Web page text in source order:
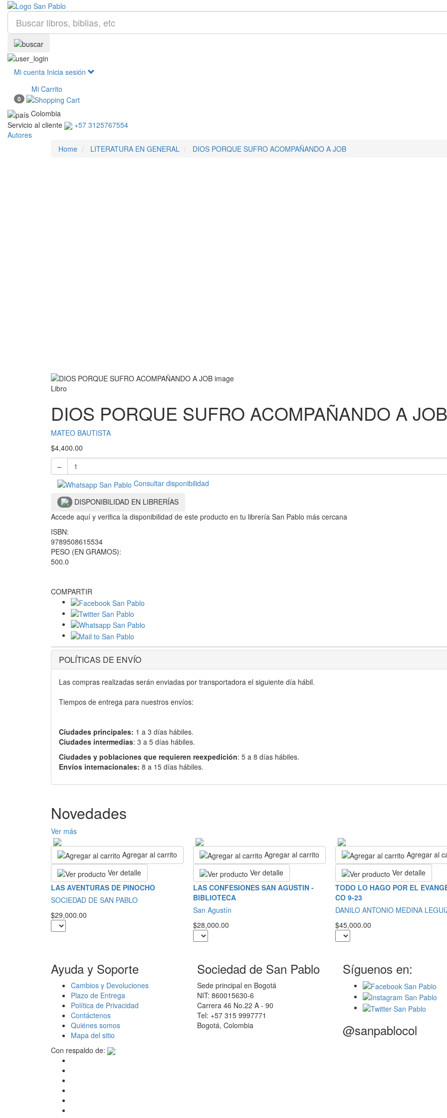
Mi cuenta Inicia sesión
Mi Carrito
0
Colombia
Servicio al cliente
+57 3125767554
Autores
Home
LITERATURA EN GENERAL DIOS PORQUE SUFRO ACOMPAÑANDO A JOB
Libro
DIOS PORQUE SUFRO ACOMPAÑANDO A JOB
MATEO BAUTISTA
$4,400.00
–
Consultar disponibilidad
DISPONIBILIDAD EN LIBRERÍAS
Accede aquí y verifica la disponibilidad de este producto en tu librería San Pablo más cercana
ISBN:
9789508615534
PESO (EN GRAMOS):
500.0
COMPARTIR
POLÍTICAS DE ENVÍO
Las compras realizadas serán enviadas por transportadora el siguiente día hábil.
Tiempos de entrega para nuestros envíos:
Ciudades principales: 1 a 3 días hábiles.
Ciudades intermedias: 3 a 5 días hábiles.
Ciudades y poblaciones que requieren reexpedición: 5 a 8 días hábiles.
Envíos internacionales: 8 a 15 días hábiles.
Novedades
Ver más
Agregar al carrito
Ver detalle
LAS AVENTURAS DE PINOCHO
SOCIEDAD DE SAN PABLO
$29,000.00
Agregar al carrito
Ver detalle
LAS CONFESIONES SAN AGUSTIN -
BIBLIOTECA
San Agustín
$28,000.00
Agregar al
Ver detalle
TODO LO HAGO POR EL
CO 9-23
DANILO ANTONIO MEDINA
$45,000.00
Ayuda y Soporte
Cambios y Devoluciones
Plazo de Entrega
Política de Privacidad
Contáctenos
Quiénes somos
Mapa del sitio
Sociedad de San Pablo
Sede principal en Bogotá
NIT: 860015630-6
Carrera 46 No.22 A - 90
Tel: +57 315 9997771
Bogotá, Colombia
Síguenos en:
@sanpablocol
Con respaldo de: